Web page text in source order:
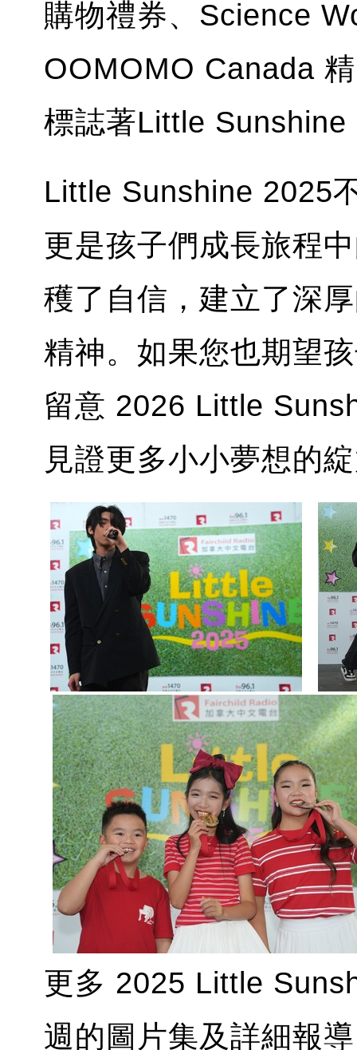
購物禮券、Science
OOMOMO Canada
標誌著Little
Little Sunshine 2025
更是孩子們成長旅程
穫了自信，建立了深
精神。如果您也期望
留意 2026 Little
見證更多小小夢想的
更多 2025 Little
週的圖片集及詳細報